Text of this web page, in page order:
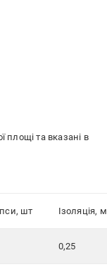
площі та вказані в
шт Ізоляція, м
0,25